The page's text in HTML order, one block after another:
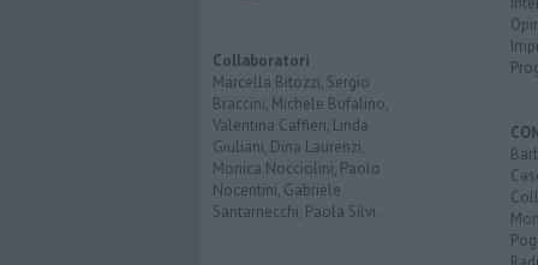
Collaboratori
Marcella Bitozzi, Sergio
Braccini, Michele Bufalino,
Valentina Caffieri, Linda
Giuliani, Dina Laurenzi,
Monica Nocciolini, Paolo
Nocentini, Gabriele
Santarnecchi, Paola Silvi.